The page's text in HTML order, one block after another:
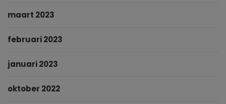
maart 2023
februari 2023
januari 2023
oktober 2022